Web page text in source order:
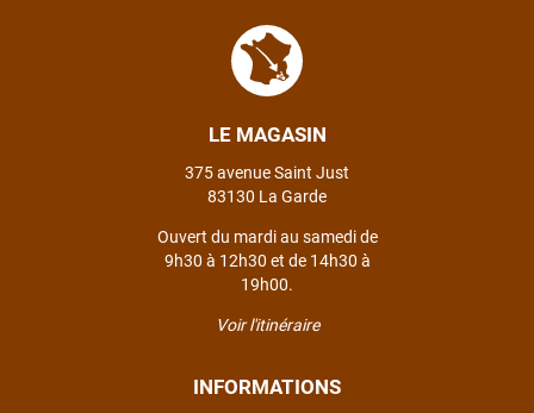
LE MAGASIN
375 avenue Saint Just
83130 La Garde
Ouvert du mardi au samedi de
9h30 à 12h30 et de 14h30 à
19h00.
Voir l'itinéraire
INFORMATIONS